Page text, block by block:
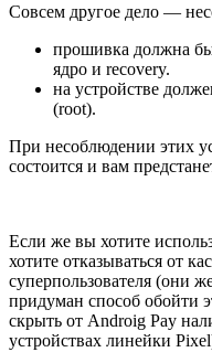
Совсем другое дело —
прошивка должна
ядро и recovery.
на устройстве
(root).
При несоблюдении этих
состоится и вам
Если же вы хотите
хотите отказываться от
суперпользователя (они
придуман способ обойти
скрыть от Androig Pay
устройствах линейки